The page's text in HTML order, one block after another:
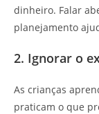
dinheiro. Falar
planejamento
2. Ignorar o
As crianças
praticam o que